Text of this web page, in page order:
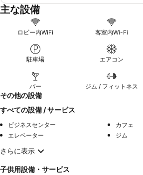
主な設備
ロビー内WiFi 客室内Wi-Fi
駐車場 エアコン
バー ジム / フィットネス
その他の設備
すべての設備 / サービス
ビジネスセンター
カフェ
エレベーター
ジム
さらに表示
子供用設備・サービス